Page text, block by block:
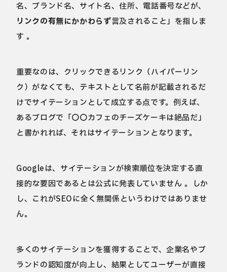
名、ブランド名、サイト名、住所、電話番号などが、
リンクの有無にかかわらず言及されること」を指しま
す 。
重要なのは、クリックできるリンク（ハイパーリン
ク）がなくても、テキストとして名前が記載されるだ
けでサイテーションとして成立する点です。例えば、
あるブログで「〇〇カフェのチーズケーキは絶品だ」
と書かれれば、それはサイテーションとなります。
Googleは、サイテーションが検索順位を決定する直
接的な要因であるとは公式に発表していません 。しか
し、これがSEOに全く無関係というわけではありませ
ん。
多くのサイテーションを獲得することで、企業名やブ
ランドの認知度が向上し、結果としてユーザーが直接